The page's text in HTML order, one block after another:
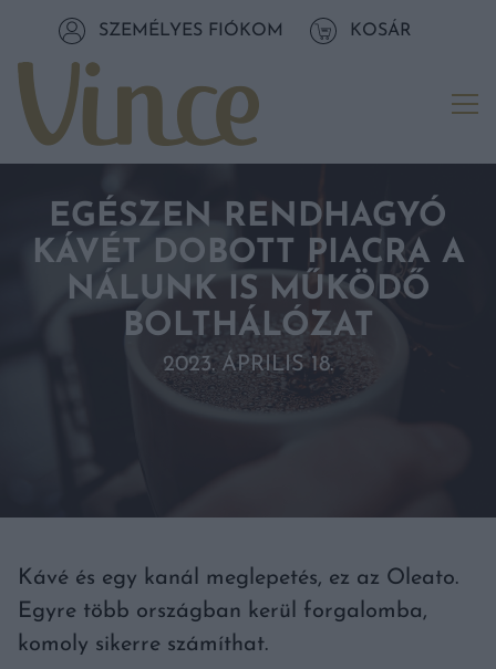
Tovább a tartalomhozSZEMÉLYES FIÓKOM KOSÁR
EGÉSZEN RENDHAGYÓ
KÁVÉT DOBOTT PIACRA A
NÁLUNK IS MŰKÖDŐ
BOLTHÁLÓZAT
2023. ÁPRILIS 18.
Kávé és egy kanál meglepetés, ez az Oleato.
Egyre több országban kerül forgalomba,
komoly sikerre számíthat.